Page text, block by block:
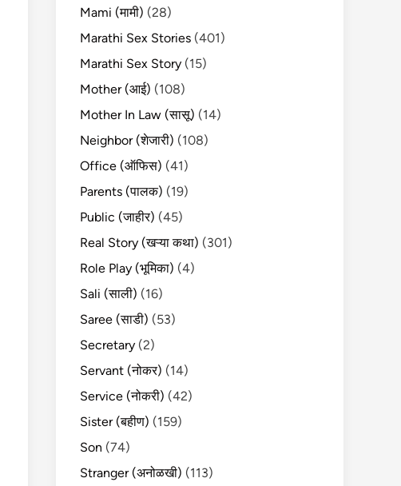
Mami (मामी) (28)
Marathi Sex Stories (401)
Marathi Sex Story (15)
Mother (आई) (108)
Mother In Law (सासू) (14)
Neighbor (शेजारी) (108)
Office (ऑफिस) (41)
Parents (पालक) (19)
Public (जाहीर) (45)
Real Story (खऱ्या कथा) (301)
Role Play (भूमिका) (4)
Sali (साली) (16)
Saree (साडी) (53)
Secretary (2)
Servant (नोकर) (14)
Service (नोकरी) (42)
Sister (बहीण) (159)
Son (74)
Stranger (अनोळखी) (113)